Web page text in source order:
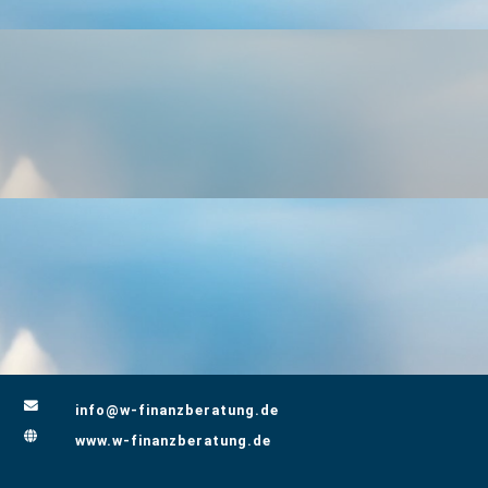
 info@w-finanzberatung.de
 www.w-finanzberatung.de